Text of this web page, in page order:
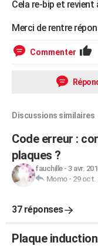
Cela re-bip et
Merci de rentre
Commenter
Discussions similaires
Code erreur :
plaques ?
fauchille- 3 avr.
Momo- 29 oct.
37 réponses
Plaque